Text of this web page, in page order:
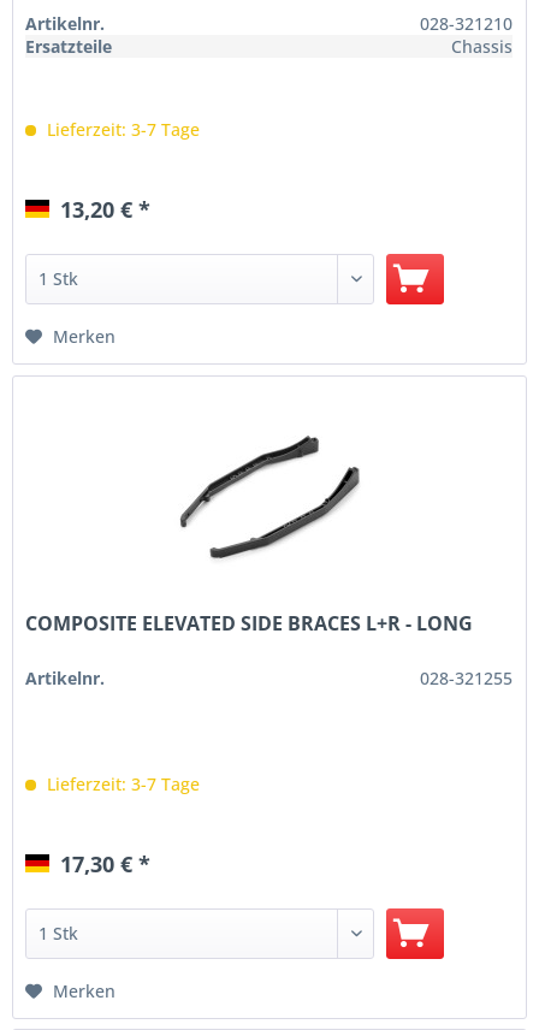
Artikelnr.
028-321210
Ersatzteile
Chassis
Lieferzeit: 3-7 Tage
13,20 € *
Merken
COMPOSITE ELEVATED SIDE BRACES L+R - LONG
Artikelnr. 028-321255
Lieferzeit: 3-7 Tage
17,30 € *
Merken